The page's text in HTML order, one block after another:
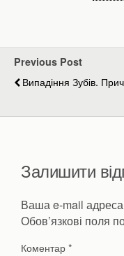
Previous Post
Випадіння Зубів.
Залишити
Ваша e-mail
Обов’язкові поля
Коментар*